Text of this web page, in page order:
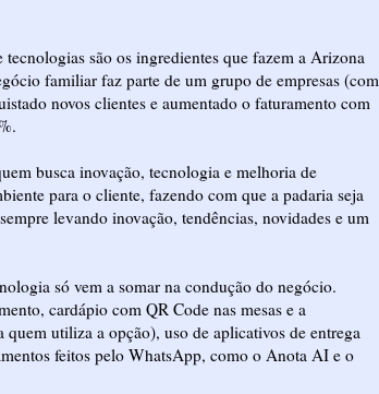
são os ingredientes que fazem a Arizona
familiar faz parte de um grupo de empresas (com
novos clientes e aumentado o faturamento com
busca inovação, tecnologia e melhoria de
para o cliente, fazendo com que a padaria seja
levando inovação, tendências, novidades e um
só vem a somar na condução do negócio.
cardápio com QR Code nas mesas e a
utiliza a opção), uso de aplicativos de entrega
feitos pelo WhatsApp, como o Anota AI e o